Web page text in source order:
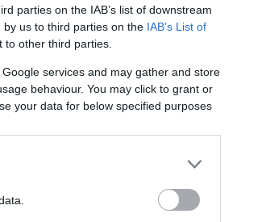
parties on the IAB’s list of downstream
us to third parties on the IAB’s List of
other third parties.
services and may gather and store
behaviour. You may click to grant or
your data for below specified purposes